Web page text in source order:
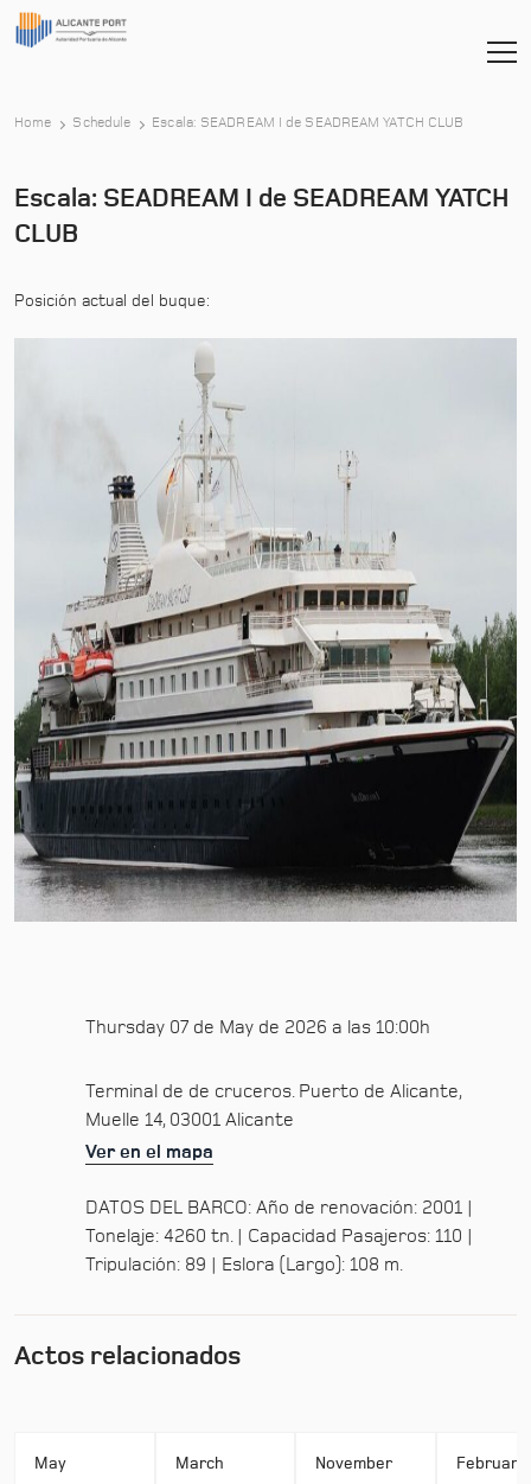
Home Schedule Escala: SEADREAM I de SEADREAM YATCH CLUB
Escala: SEADREAM I de SEADREAM YATCH
CLUB
Posición actual del buque:
Thursday 07 de May de 2026 a las 10:00h
Terminal de de cruceros. Puerto de Alicante,
Muelle 14, 03001 Alicante
Ver en el mapa
DATOS DEL BARCO: Año de renovación: 2001 |
Tonelaje: 4260 tn. | Capacidad Pasajeros: 110 |
Tripulación: 89 | Eslora (Largo): 108 m.
Actos relacionados
May March November February